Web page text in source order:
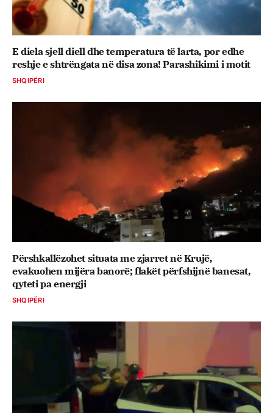
E diela sjell diell dhe temperatura të larta, por edhe
reshje e shtrëngata në disa zona! Parashikimi i motit
SHQIPËRI
Përshkallëzohet situata me zjarret në Krujë,
evakuohen mijëra banorë; flakët përfshijnë banesat,
qyteti pa energji
SHQIPËRI